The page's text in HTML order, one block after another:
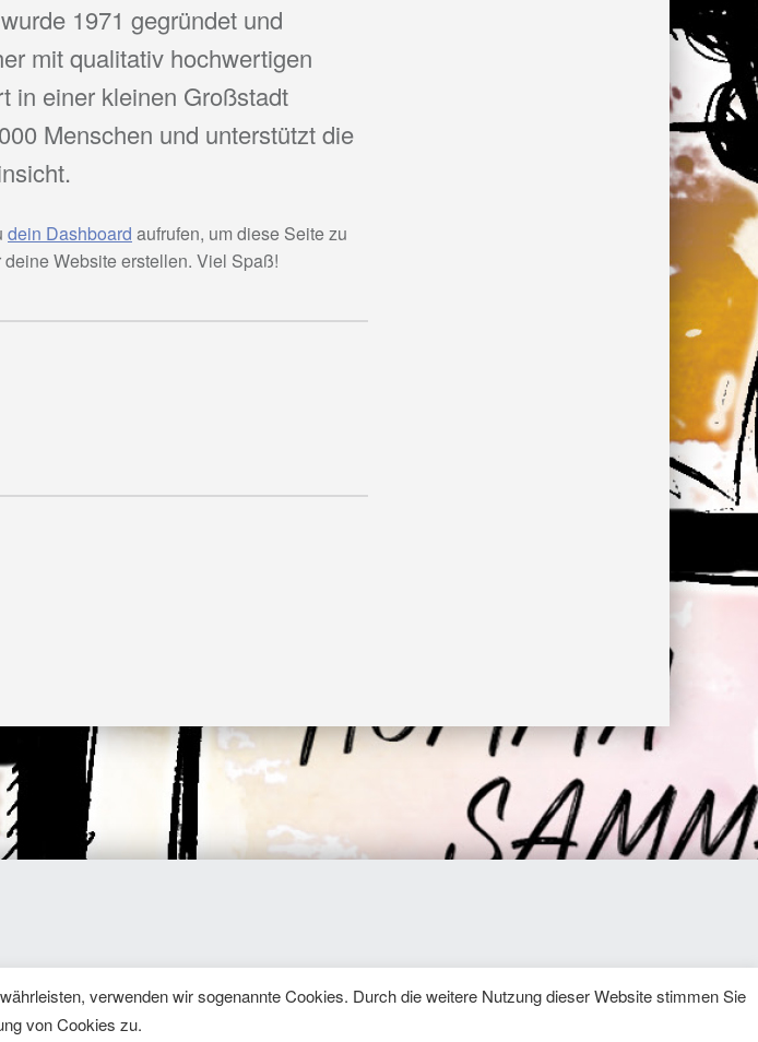
1971 gegründet und
mit qualitativ hochwertigen
in einer kleinen Großstadt
Menschen und unterstützt die
dein Dashboard aufrufen, um diese Seite zu
Website erstellen. Viel Spaß!
verwenden wir sogenannte Cookies. Durch die weitere Nutzung dieser Website stimmen Sie
von Cookies zu.